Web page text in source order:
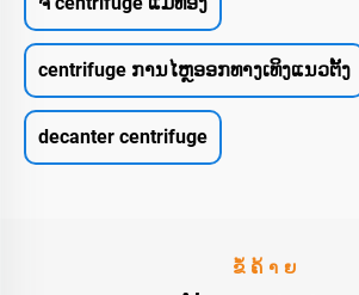
centrifuge ການໄຫຼອອກທາງເທິງແນວຕັ້ງ
decanter centrifuge
ຂໍ້ຄ້າຍ